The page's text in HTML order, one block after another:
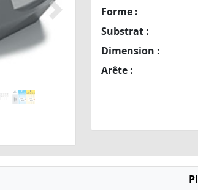
Suivant
Forme :
Substrat :
Dimension :
Arête :